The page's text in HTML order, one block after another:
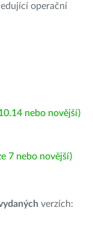
operační
nebo novější)
7 nebo novější)
verzích: